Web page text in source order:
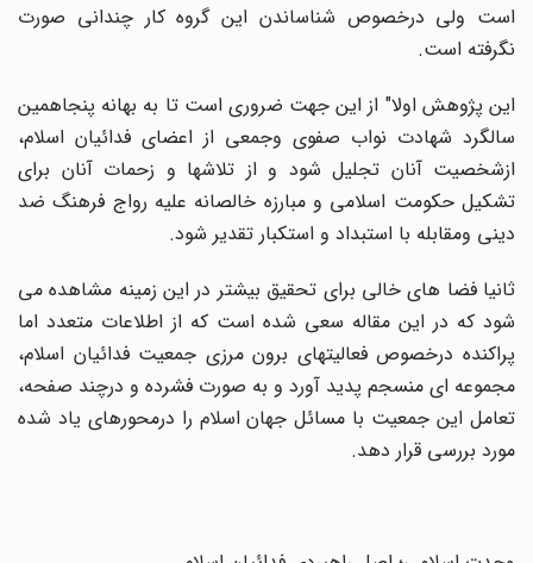
است ولی درخصوص شناساندن این گروه کار چندانی صورت
نگرفته است.
این پژوهش اولا" از این جهت ضروری است تا به بهانه پنجاهمین
سالگرد شهادت نواب صفوی وجمعی از اعضای فدائیان اسلام،
ازشخصیت آنان تجلیل شود و از تلاشها و زحمات آنان برای
تشکیل حکومت اسلامی و مبارزه خالصانه علیه رواج فرهنگ ضد
دینی ومقابله با استبداد و استکبار تقدیر شود.
ثانیا فضا های خالی برای تحقیق بیشتر در این زمینه مشاهده می
شود که در این مقاله سعی شده است که از اطلاعات متعدد اما
پراکنده درخصوص فعالیتهای برون مرزی جمعیت فدائیان اسلام،
مجموعه ای منسجم پدید آورد و به صورت فشرده و درچند صفحه،
تعامل این جمعیت با مسائل جهان اسلام را درمحورهای یاد شده
مورد بررسی قرار دهد.